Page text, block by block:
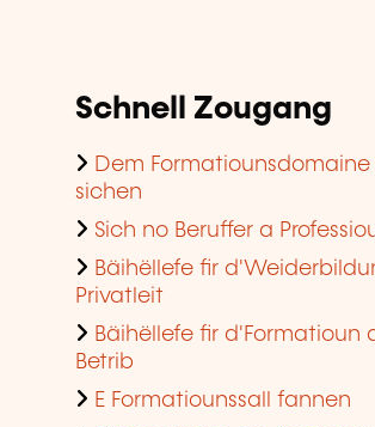
Schnell Zougang
Dem Formatiounsdomaine
sichen
Sich no Beruffer a
Bäihëllefe fir
Privatleit
Bäihëllefe fir d'Formatioun
Betrib
E Formatiounssall fannen